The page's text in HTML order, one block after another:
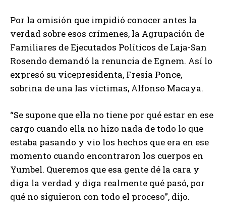
Por la omisión que impidió conocer antes la
verdad sobre esos crímenes, la Agrupación de
Familiares de Ejecutados Políticos de Laja-San
Rosendo demandó la renuncia de Egnem. Así lo
expresó su vicepresidenta, Fresia Ponce,
sobrina de una las víctimas, Alfonso Macaya.
“Se supone que ella no tiene por qué estar en ese
cargo cuando ella no hizo nada de todo lo que
estaba pasando y vio los hechos que era en ese
momento cuando encontraron los cuerpos en
Yumbel. Queremos que esa gente dé la cara y
diga la verdad y diga realmente qué pasó, por
qué no siguieron con todo el proceso”, dijo.